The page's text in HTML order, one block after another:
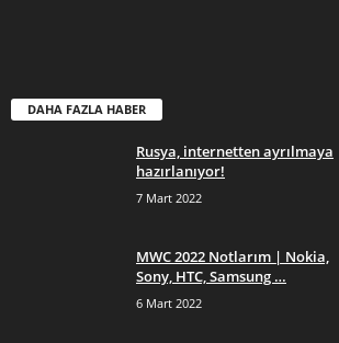
DAHA FAZLA HABER
Rusya, internetten ayrılmaya
hazırlanıyor!
7 Mart 2022
MWC 2022 Notlarım | Nokia,
Sony, HTC, Samsung …
6 Mart 2022